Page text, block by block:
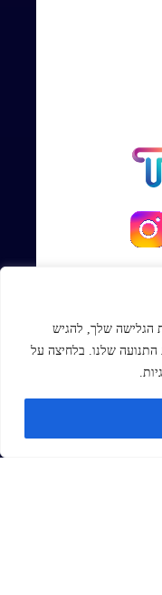
הגלישה שלך, להגיש
התנועה שלנו. בלחיצה על